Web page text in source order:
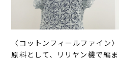
〈コットンフィールファイン
原料として、リリヤン機で編